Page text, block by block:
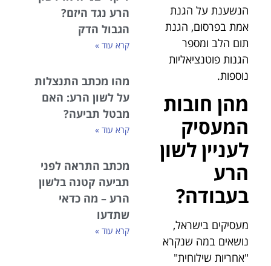
הנשענת על הגנת
אמת בפרסום, הגנת
תום הלב ומספר
הגנות פוטנציאליות
נוספות.
מהן חובות
המעסיק
לעניין לשון
הרע
בעבודה?
מעסיקים בישראל,
נושאים במה שנקרא
"אחריות שילוחית"
הרע נגד היזם?
הגבול הדק
קרא עוד »
מהו מכתב התנצלות
על לשון הרע: האם
מבטל תביעה?
קרא עוד »
מכתב התראה לפני
תביעה קטנה בלשון
הרע – מה כדאי
שתדעו
קרא עוד »